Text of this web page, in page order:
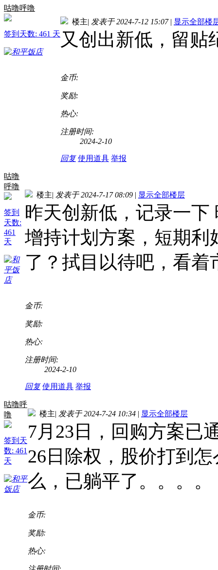
咕噜呼噜
签到天数: 461 天
楼主| 发表于 2024-7-12 15:07 | 显示全部楼
又创出新低，留贴
金币:
奖励:
热心:
注册时间:
2024-2-10
回复 使用道具 举报
咕噜
呼噜
签到
天数:
461
天
楼主| 发表于 2024-7-17 08:09 | 显示全部楼层
昨天创新低，记录一下
增持计划方案，短期利
了？拭目以待吧，看
金币:
奖励:
热心:
注册时间:
2024-2-10
回复 使用道具 举报
咕噜呼
噜
签到天
数: 461
天
楼主| 发表于 2024-7-24 10:34 | 显示全部楼层
7月23日，回购方案已
26日除权，股价打到
么，已躺平了。。。。
金币:
奖励:
热心: